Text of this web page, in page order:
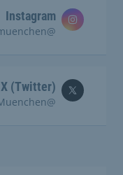
Instagram
@stadtmuenchen
X (Twitter)
@StadtMuenchen